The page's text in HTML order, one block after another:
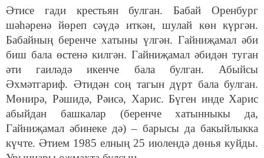
Әтисе гади крестьян булган. Бабай Оренбург
шәһәренә йөреп сәүдә иткән, шулай көн күргән.
Бабайның беренче хатыны үлгән. Гайниҗамал әби
биш бала өстенә килгән. Гайниҗамал әбидән туган
әти гаиләдә икенче бала булган. Абыйсы
Әхмәтгариф. Әтидән соң тагын дүрт бала булган.
Мөнирә, Рәшидә, Рәисә, Харис. Бүген инде Харис
абыйдан башкалар (беренче хатынныкы да,
Гайниҗамал әбинеке дә) – барысы да бакыйлыкка
күчте. Әтием 1985 елның 25 июлендә дөнья куйды.